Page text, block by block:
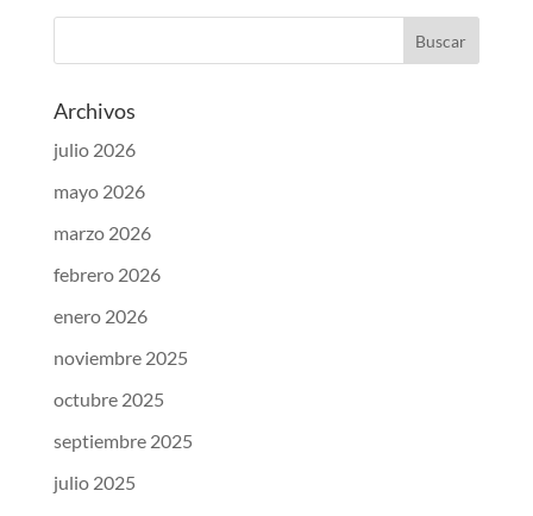
Archivos
julio 2026
mayo 2026
marzo 2026
febrero 2026
enero 2026
noviembre 2025
octubre 2025
septiembre 2025
julio 2025